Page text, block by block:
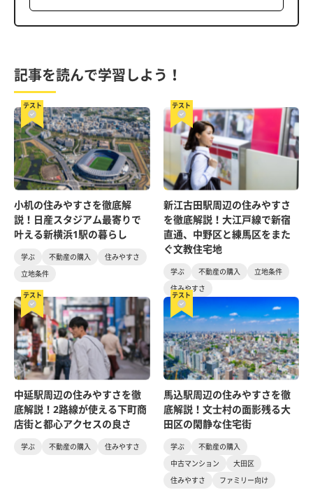
記事を読んで学習しよう！
テスト
小机の住みやすさを徹底解
説！日産スタジアム最寄りで
叶える新横浜1駅の暮らし
学ぶ 不動産の購入
住みやすさ
立地条件
テスト
新江古田駅周辺の住みやすさ
を徹底解説！大江戸線で新宿
直通、中野区と練馬区をまた
ぐ文教住宅地
学ぶ 不動産の購入
立地条件
住みやすさ
テスト
中延駅周辺の住みやすさを徹
底解説！2路線が使える下町商
店街と都心アクセスの良さ
学ぶ 不動産の購入 住みやすさ
テスト
馬込駅周辺の住みやすさを徹
底解説！文士村の面影残る大
田区の閑静な住宅街
学ぶ
不動産の購入
中古マンション
大田区
住みやすさ
ファミリー向け